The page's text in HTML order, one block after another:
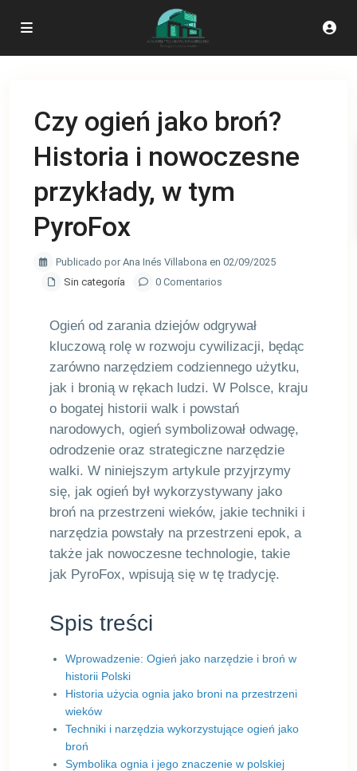
Czy ogień jako broń?
Historia i nowoczesne
przykłady, w tym
PyroFox
Publicado por Ana Inés Villabona en 02/09/2025
Sin categoría
0 Comentarios
Ogień od zarania dziejów odgrywał
kluczową rolę w rozwoju cywilizacji, będąc
zarówno narzędziem codziennego użytku,
jak i bronią w rękach ludzi. W Polsce, kraju
o bogatej historii walk i powstań
narodowych, ogień symbolizował odwagę,
odrodzenie oraz strategiczne narzędzie
walki. W niniejszym artykule przyjrzymy
się, jak ogień był wykorzystywany jako
broń na przestrzeni wieków, jakie techniki i
narzędzia powstały na przestrzeni epok, a
także jak nowoczesne technologie, takie
jak PyroFox, wpisują się w tę tradycję.
Spis treści
Wprowadzenie: Ogień jako narzędzie i broń w
historii Polski
Historia użycia ognia jako broni na przestrzeni
wieków
Techniki i narzędzia wykorzystujące ogień jako
broń
Symbolika ognia i jego znaczenie w polskiej